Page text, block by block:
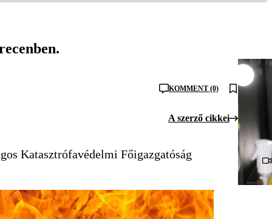
KOMMENT (0)
A szerző cikkei
Katasztrófavédelmi Főigazgatóság